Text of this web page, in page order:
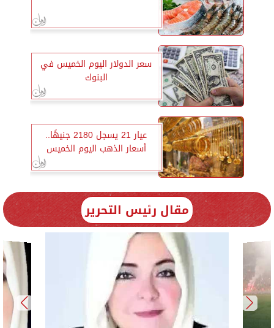
سعر الدولار اليوم الخميس في
البنوك
عيار 21 يسجل 2180 جنيهًا..
أسعار الذهب اليوم الخميس
مقال رئيس التحرير